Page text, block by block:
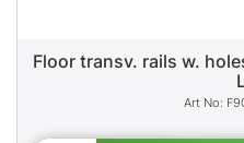
Floor transv. rails w.